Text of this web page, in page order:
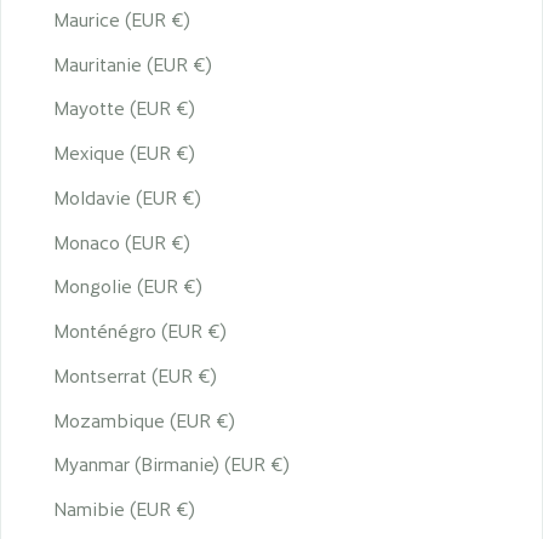
Maurice (EUR €)
Mauritanie (EUR €)
Mayotte (EUR €)
Mexique (EUR €)
Moldavie (EUR €)
Monaco (EUR €)
Mongolie (EUR €)
Monténégro (EUR €)
Montserrat (EUR €)
Mozambique (EUR €)
Myanmar (Birmanie) (EUR €)
Namibie (EUR €)